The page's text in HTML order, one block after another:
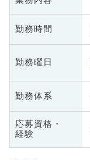
勤務時間
勤務曜日
勤務体系
応募資格・
経験